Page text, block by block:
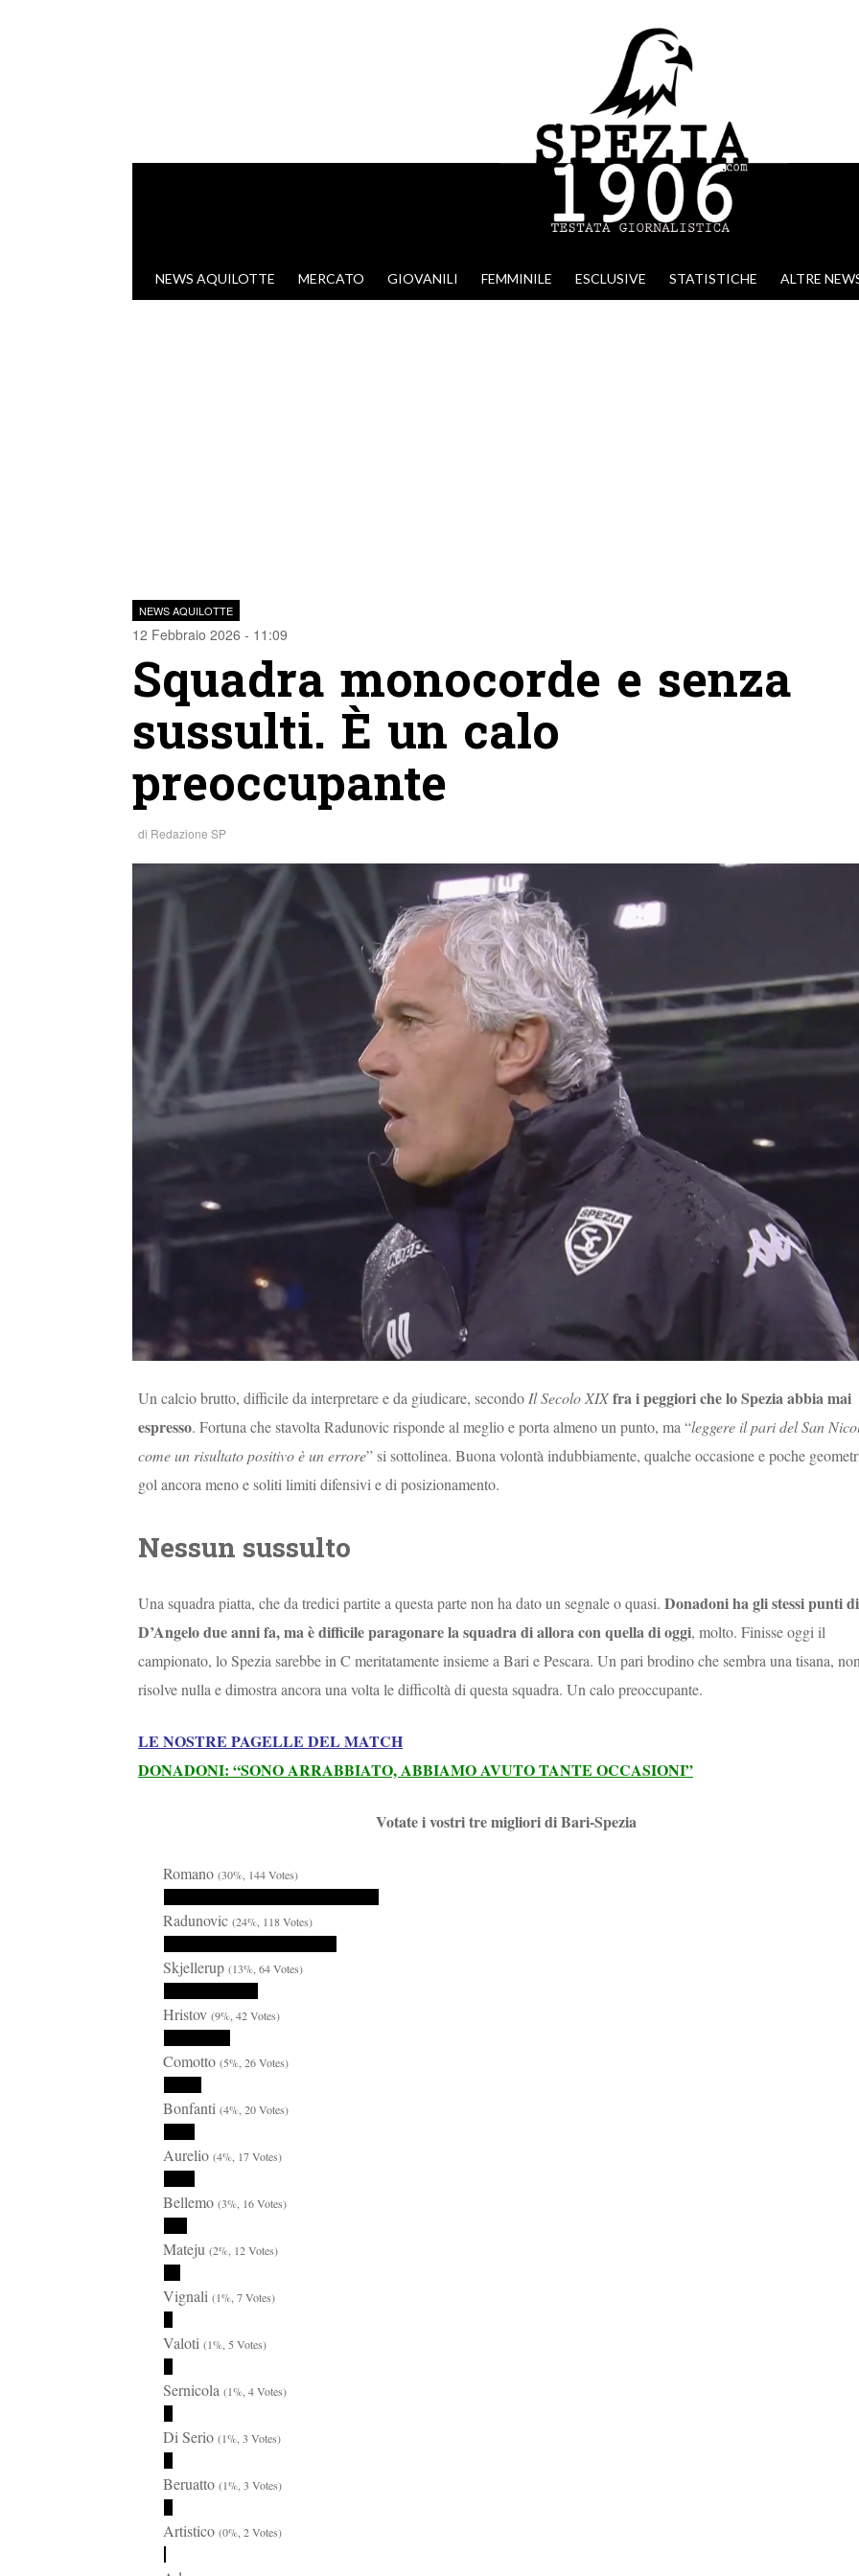
VAI AL CONTENUTO
NEWS AQUILOTTE MERCATO GIOVANILI FEMMINILE ESCLUSIVE STATISTICHE ALTRE
NEWS AQUILOTTE
12 Febbraio 2026 - 11:09
Squadra monocorde e senza
sussulti. È un calo
preoccupante
di Redazione SP
Un calcio brutto, difficile da interpretare e da giudicare, secondoIl Secolo XIXfra i peggiori che lo Spezia abbia mai
espresso. Fortuna che stavolta Radunovic risponde al meglio e porta almeno un punto, ma “leggere il pari del San
come un risultato positivo è un errore” si sottolinea. Buona volontà indubbiamente, qualche occasione e poche
gol ancora meno e soliti limiti difensivi e di posizionamento.
Nessun sussulto
Una squadra piatta, che da tredici partite a questa parte non ha dato un segnale o quasi. Donadoni ha gli stessi punti di
D’Angelo due anni fa, ma è difficile paragonare la squadra di allora con quella di oggi, molto. Finisse oggi il
campionato, lo Spezia sarebbe in C meritatamente insieme a Bari e Pescara. Un pari brodino che sembra una tisana, non
risolve nulla e dimostra ancora una volta le difficoltà di questa squadra. Un calo preoccupante.
LE NOSTRE PAGELLE DEL MATCH
DONADONI: “SONO ARRABBIATO, ABBIAMO AVUTO TANTE OCCASIONI”
Votate i vostri tre migliori di Bari-Spezia
Romano (30%, 144 Votes)
Radunovic (24%, 118 Votes)
Skjellerup (13%, 64 Votes)
Hristov (9%, 42 Votes)
Comotto (5%, 26 Votes)
Bonfanti (4%, 20 Votes)
Aurelio (4%, 17 Votes)
Bellemo (3%, 16 Votes)
Mateju (2%, 12 Votes)
Vignali (1%, 7 Votes)
Valoti (1%, 5 Votes)
Sernicola (1%, 4 Votes)
Di Serio (1%, 3 Votes)
Beruatto (1%, 3 Votes)
Artistico (0%, 2 Votes)